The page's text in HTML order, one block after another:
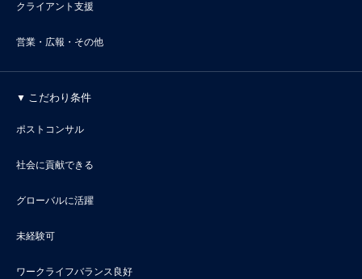
クライアント支援
営業・広報・その他
こだわり条件
ポストコンサル
社会に貢献できる
グローバルに活躍
未経験可
ワークライフバランス良好